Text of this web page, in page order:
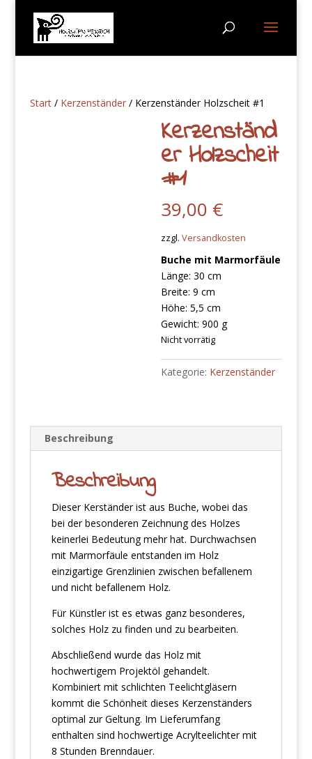
Start/ Kerzenständer/ Kerzenständer Holzscheit #1
Kerzenständ
er Holzscheit
#1
39,00 €
zzgl.Versandkosten
Buche mit Marmorfäule
Länge: 30 cm
Breite: 9 cm
Höhe: 5,5 cm
Gewicht: 900 g
Nicht vorrätig
Kategorie: Kerzenständer
Beschreibung
Beschreibung
Dieser Kerständer ist aus Buche, wobei das
bei der besonderen Zeichnung des Holzes
keinerlei Bedeutung mehr hat. Durchwachsen
mit Marmorfäule entstanden im Holz
einzigartige Grenzlinien zwischen befallenem
und nicht befallenem Holz.
Für Künstler ist es etwas ganz besonderes,
solches Holz zu finden und zu bearbeiten.
Abschließend wurde das Holz mit
hochwertigem Projektöl gehandelt.
Kombiniert mit schlichten Teelichtgläsern
kommt die Schönheit dieses Kerzenständers
optimal zur Geltung. Im Lieferumfang
enthalten sind hochwertige Acrylteelichter mit
8 Stunden Brenndauer.